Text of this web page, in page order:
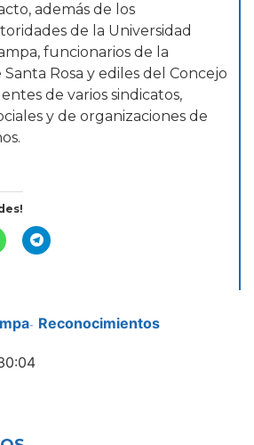
además de los
de la Universidad
funcionarios de la
Rosa y ediles del Concejo
de varios sindicatos,
y de organizaciones de
- Reconocimientos